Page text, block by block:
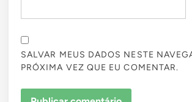
SALVAR MEUS DADOS NESTE
PRÓXIMA VEZ QUE EU COMENTAR.